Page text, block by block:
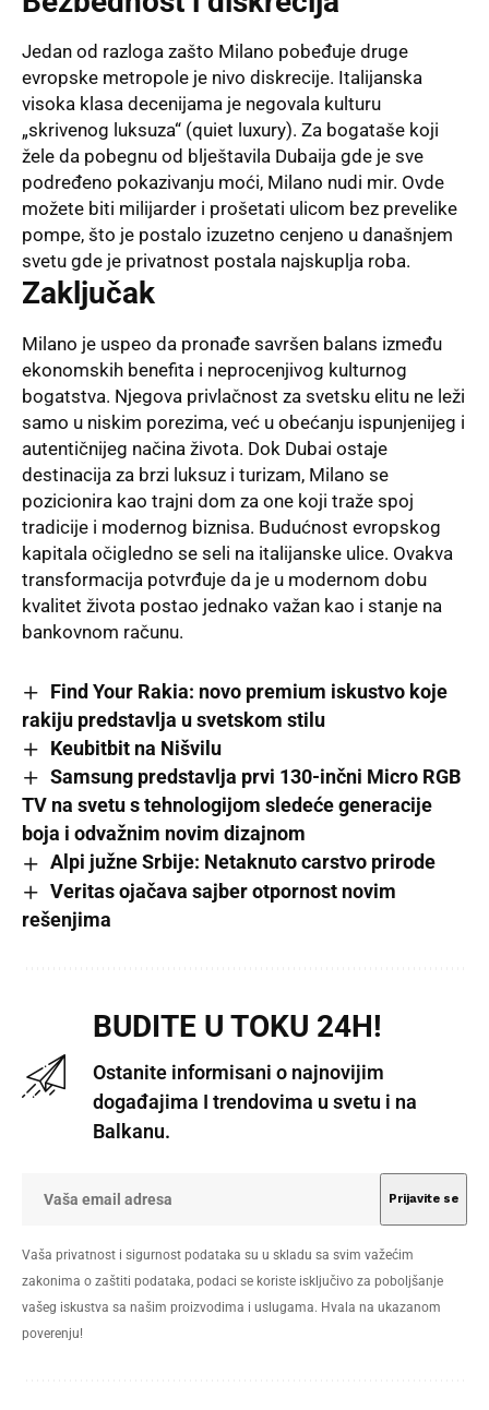
Jedan od razloga zašto Milano pobeđuje druge
evropske metropole je nivo diskrecije. Italijanska
visoka klasa decenijama je negovala kulturu
„skrivenog luksuza“ (quiet luxury). Za bogataše koji
žele da pobegnu od blještavila Dubaija gde je sve
podređeno pokazivanju moći, Milano nudi mir. Ovde
možete biti milijarder i prošetati ulicom bez prevelike
pompe, što je postalo izuzetno cenjeno u današnjem
svetu gde je privatnost postala najskuplja roba.
Zaključak
Milano je uspeo da pronađe savršen balans između
ekonomskih benefita i neprocenjivog kulturnog
bogatstva. Njegova privlačnost za svetsku elitu ne leži
samo u niskim porezima, već u obećanju ispunjenijeg i
autentičnijeg načina života. Dok Dubai ostaje
destinacija za brzi luksuz i turizam, Milano se
pozicionira kao trajni dom za one koji traže spoj
tradicije i modernog biznisa. Budućnost evropskog
kapitala očigledno se seli na italijanske ulice. Ovakva
transformacija potvrđuje da je u modernom dobu
kvalitet života postao jednako važan kao i stanje na
bankovnom računu.
Find Your Rakia: novo premium iskustvo koje
rakiju predstavlja u svetskom stilu
Keubitbit na Nišvilu
Samsung predstavlja prvi 130-inčni Micro RGB
TV na svetu s tehnologijom sledeće generacije
boja i odvažnim novim dizajnom
Alpi južne Srbije: Netaknuto carstvo prirode
Veritas ojačava sajber otpornost novim
rešenjima
BUDITE U TOKU 24H!
Ostanite informisani o najnovijim
događajima I trendovima u svetu i na
Balkanu.
Vaša privatnost i sigurnost podataka su u skladu sa svim važećim
zakonima o zaštiti podataka, podaci se koriste isključivo za poboljšanje
vašeg iskustva sa našim proizvodima i uslugama. Hvala na ukazanom
poverenju!